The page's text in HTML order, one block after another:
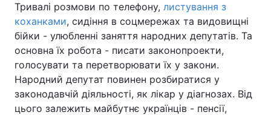
Головна Війна
Україна Політика
Тривалі розмови по телефону, листування з
коханками, сидіння в соцмережах та видовищні
бійки - улюбленні заняття народних депутатів. Та
основна їх робота - писати законопроекти,
голосувати та перетворювати їх у закони.
Народний депутат повинен розбиратися у
законодавчій діяльності, як лікар у діагнозах. Від
цього залежить майбутнє українців - пенсії,